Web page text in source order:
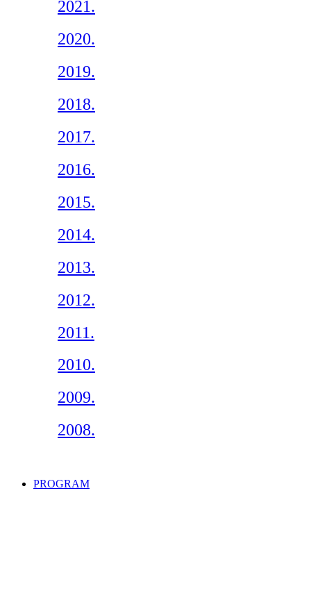
2021.
2020.
2019.
2018.
2017.
2016.
2015.
2014.
2013.
2012.
2011.
2010.
2009.
2008.
PROGRAM